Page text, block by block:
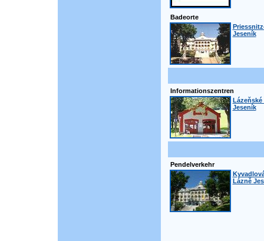
Badeorte
Jeseník
Informationszentren
Jeseník
Pendelverkehr
Lázně